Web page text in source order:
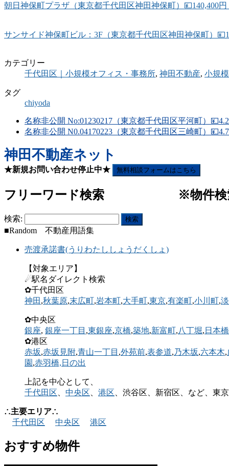
朝日神保町プラザ（東京都千代田区神田神保町）💴140,400
サンサイド神保町ビル：3F（東京都千代田区神田神保町）
カテゴリー
千代田区｜小規模オフィス・事務所, 神田不動産, 小規
タグ
chiyoda
名称非公開 No:01230217（東京都千代田区平河町）
名称非公開 N0.04170223（東京都千代田区三崎町）
神田不動産ネット
★新規お問い合わせ停止中★ 無料相談フォームはこちら
フリーワード検索 ※物件検索
検索:
■Random 不動産用語集
売渡承諾書(うりわたししょうだくしょ)
【対象エリア】
☄駅名ダイレクト検索
✿千代田区
神田 ,秋葉原,末広町,岩本町,大手町,東京,有楽町,小川町,
✿中央区
銀座, 銀座一丁目 ,東銀座,京橋,築地,新富町,八丁堀, 日本橋
✿港区
赤坂,赤坂見附,青山一丁目 ,外苑前,表参道,乃木坂,六本木,
園 ,赤羽橋, 日の出
上記を中心として、
千代田区
中央区 港区 、渋谷区、新宿区、など、
∴主要エリア∴
千代田区
中央区 港区
おすすめ物件